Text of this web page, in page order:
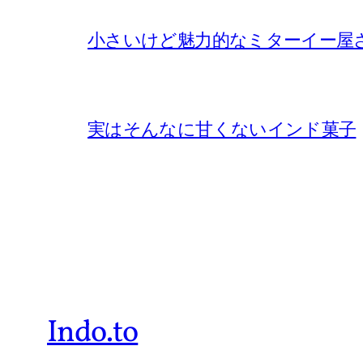
小さいけど魅力的なミターイー屋
実はそんなに甘くないインド菓子
Indo.to